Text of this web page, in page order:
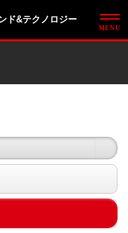
ド&テクノロジー